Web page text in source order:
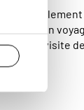
dans son
la visite